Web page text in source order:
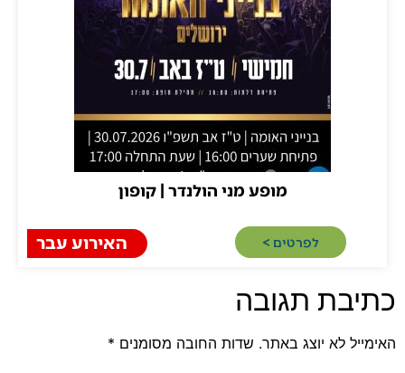
מופע מני הולנדר | קופון
לפרטים >​ האירוע עבר
תגובה
לא יוצג באתר. שדות החובה מסומנים*